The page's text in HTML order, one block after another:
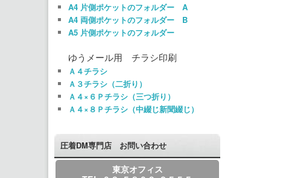
A4 片側ポケットのフォルダー A
A4 両側ポケットのフォルダー B
A5 片側ポケットのフォルダー
ゆうメール用 チラシ印刷
Ａ４チラシ
Ａ３チラシ（二折り）
Ａ４×６Ｐチラシ（三つ折り）
Ａ４×８Ｐチラシ（中綴じ新聞綴じ）
圧着DM専門店 お問い合わせ
東京オフィス